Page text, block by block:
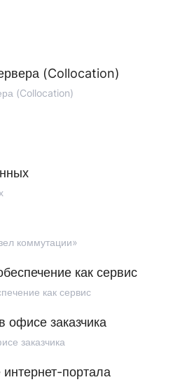
(Collocation)
(Collocation)
коммутации»
как сервис
как сервис
офисе заказчика
заказчика
портала